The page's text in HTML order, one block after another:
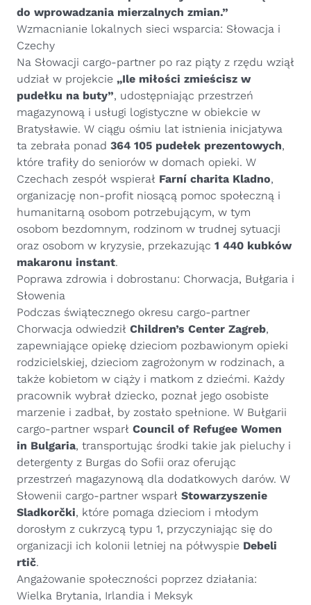
do wprowadzania mierzalnych zmian.”
Wzmacnianie lokalnych sieci wsparcia: Słowacja i
Czechy
Na Słowacji cargo-partner po raz piąty z rzędu wziął
udział w projekcie „Ile miłości zmieścisz w
pudełku na buty”, udostępniając przestrzeń
magazynową i usługi logistyczne w obiekcie w
Bratysławie. W ciągu ośmiu lat istnienia inicjatywa
ta zebrała ponad 364 105 pudełek prezentowych,
które trafiły do seniorów w domach opieki. W
Czechach zespół wspierał Farní charita Kladno,
organizację non-profit niosącą pomoc społeczną i
humanitarną osobom potrzebującym, w tym
osobom bezdomnym, rodzinom w trudnej sytuacji
oraz osobom w kryzysie, przekazując 1 440 kubków
makaronu instant.
Poprawa zdrowia i dobrostanu: Chorwacja, Bułgaria i
Słowenia
Podczas świątecznego okresu cargo-partner
Chorwacja odwiedził Children’s Center Zagreb,
zapewniające opiekę dzieciom pozbawionym opieki
rodzicielskiej, dzieciom zagrożonym w rodzinach, a
także kobietom w ciąży i matkom z dziećmi. Każdy
pracownik wybrał dziecko, poznał jego osobiste
marzenie i zadbał, by zostało spełnione. W Bułgarii
cargo-partner wsparł Council of Refugee Women
in Bulgaria, transportując środki takie jak pieluchy i
detergenty z Burgas do Sofii oraz oferując
przestrzeń magazynową dla dodatkowych darów. W
Słowenii cargo-partner wsparł Stowarzyszenie
Sladkorčki, które pomaga dzieciom i młodym
dorosłym z cukrzycą typu 1, przyczyniając się do
organizacji ich kolonii letniej na półwyspie Debeli
rtič.
Angażowanie społeczności poprzez działania:
Wielka Brytania, Irlandia i Meksyk